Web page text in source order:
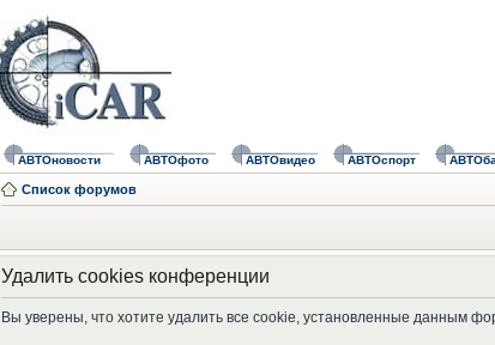
АВТОновости АВТОфото АВТОвидео АВТОспорт
Список форумов
Удалить cookies конференции
Вы уверены, что хотите удалить все cookie, установленные данным